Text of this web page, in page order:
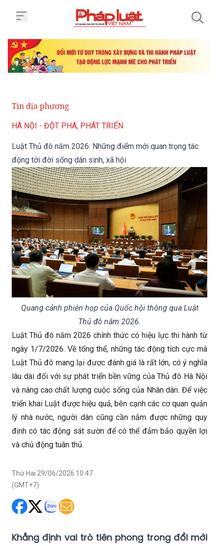
Tin địa phương
HÀ NỘI - ĐỘT PHÁ, PHÁT TRIỂN
Luật Thủ đô năm 2026: Những điểm mới quan trọng tác
động tới đời sống dân sinh, xã hội
Quang cảnh phiên họp của Quốc hội thông qua Luật
Thủ đô năm 2026.
Luật Thủ đô năm 2026 chính thức có hiệu lực thi hành từ
ngày 1/7/2026. Về tổng thể, những tác động tích cực mà
Luật Thủ đô mang lại được đánh giá là rất lớn, có ý nghĩa
lâu dài đối với sự phát triển bền vững của Thủ đô Hà Nội
và nâng cao chất lượng cuộc sống của Nhân dân. Để việc
triển khai Luật được hiệu quả, bên cạnh các cơ quan quản
lý nhà nước, người dân cũng cần nắm được những quy
định có tác động sát sườn để có thể đảm bảo quyền lợi
và chủ động tuân thủ.
Thứ Hai 29/06/2026 10:47
(GMT+7)
Khẳng định vai trò tiên phong trong đổi mới